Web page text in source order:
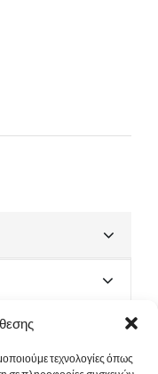
τεχνολογίες όπως